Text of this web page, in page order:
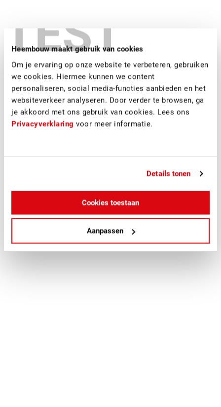
TEST
Heembouw maakt gebruik van cookies
Om je ervaring op onze website te verbeteren, gebruiken
we cookies. Hiermee kunnen we content
personaliseren, social media-functies aanbieden en het
websiteverkeer analyseren. Door verder te browsen, ga
je akkoord met ons gebruik van cookies. Lees ons
Privacyverklaring voor meer informatie.
Details tonen
Cookies toestaan
Aanpassen